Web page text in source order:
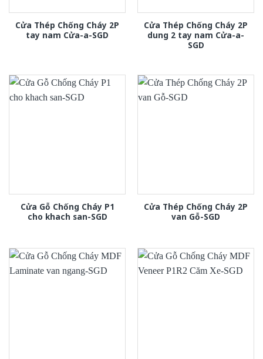
Cửa Thép Chống Cháy 2P
tay nam Cửa-a-SGD
Cửa Thép Chống Cháy 2P
dung 2 tay nam Cửa-a-
SGD
Cửa Gỗ Chống Cháy P1
cho khach san-SGD
Cửa Thép Chống Cháy 2P
van Gỗ-SGD